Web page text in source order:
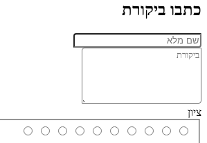
כתבו ביקורת
ציון